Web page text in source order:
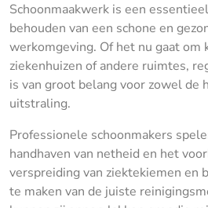
Schoonmaakwerk is een
behouden van een schone en
werkomgeving. Of het nu gaat om
ziekenhuizen of andere ruimtes,
is van groot belang voor zowel de
uitstraling.
Professionele schoonmakers
handhaven van netheid en het
verspreiding van ziektekiemen en
te maken van de juiste